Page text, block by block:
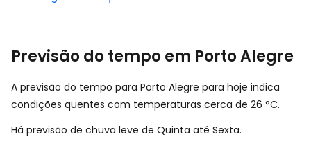
Previsão do tempo em Porto Alegre
A previsão do tempo para Porto Alegre para hoje indica
condições quentes com temperaturas cerca de 26 °C.
Há previsão de chuva leve de Quinta até Sexta.